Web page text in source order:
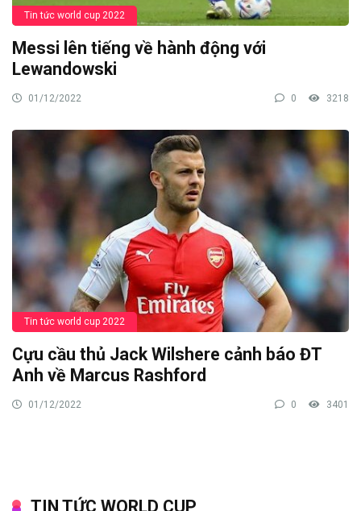
Tin tức world cup 2022
Messi lên tiếng về hành động với
Lewandowski
01/12/2022 0 3218
Tin tức world cup 2022
Cựu cầu thủ Jack Wilshere cảnh báo ĐT
Anh về Marcus Rashford
01/12/2022 0 3401
TIN TỨC WORLD CUP